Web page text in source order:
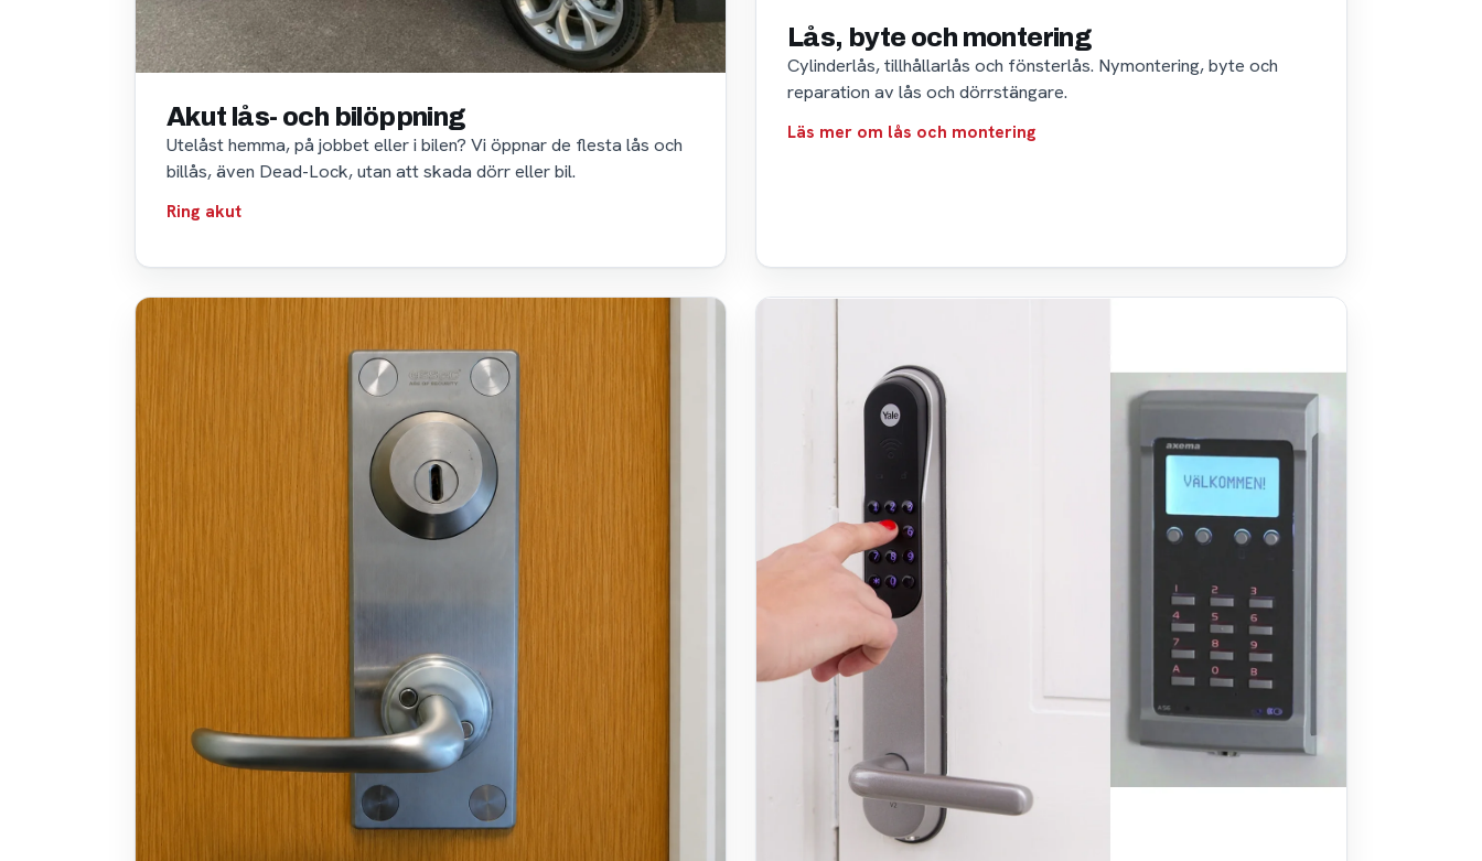
Akut lås- och bilöppning
Utelåst hemma, på jobbet eller i bilen? Vi öppnar de flesta lås och
billås, även Dead-Lock, utan att skada dörr eller bil.
Ring akut
Lås, byte och montering
Cylinderlås, tillhållarlås och fönsterlås. Nymontering, byte och
reparation av lås och dörrstängare.
Läs mer om lås och montering